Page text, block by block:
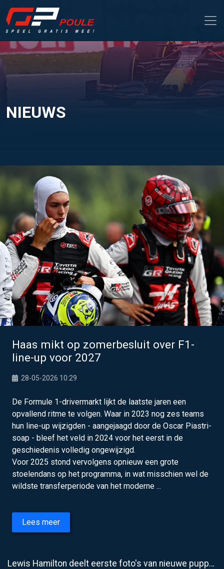
NIEUWS
Haas mikt op zomerbesluit over F1-
line-up voor 2027
28-05-2026 10:29
De Formule 1-drivermarkt lijkt de laatste jaren een
opvallend ritme te volgen. Waar in 2023 nog zes teams
hun line-up wijzigden - aangejaagd door de Oscar Piastri-
soap - bleef het veld in 2024 voor het eerst in de
geschiedenis volledig ongewijzigd.
Voor 2025 stond vervolgens opnieuw een grote
stoelendans op het programma, in wat misschien wel de
wildste transferperiode van het moderne ...
Lees meer
Lewis Hamilton deelt eerste foto's van nieuwe puppy Halo